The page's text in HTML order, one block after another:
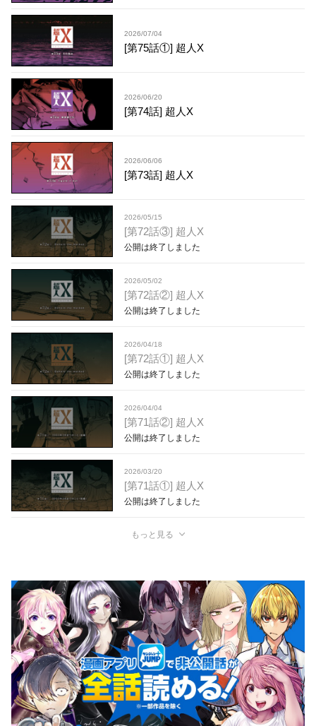
2026/07/04
[第75話①] 超人X
2026/06/20
[第74話] 超人X
2026/06/06
[第73話] 超人X
2026/05/15
[第72話③] 超人X
公開は終了しました
2026/05/02
[第72話②] 超人X
公開は終了しました
2026/04/18
[第72話①] 超人X
公開は終了しました
2026/04/04
[第71話②] 超人X
公開は終了しました
2026/03/20
[第71話①] 超人X
公開は終了しました
もっと見る